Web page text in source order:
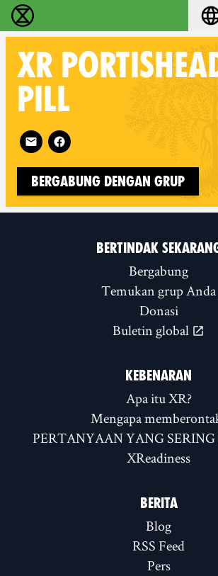
Extinction Rebellion
XR
PILL
Follow XR Portishead and Pill on
Bergabung dengan Grup
BERTINDAK
Bergabung
Temukan grup Anda
Donasi
Buletin global
KEBENARAN
Apa itu XR?
Mengapa
PERTANYAAN YANG
XReadiness
BERITA
Blog
RSS Feed
Pers